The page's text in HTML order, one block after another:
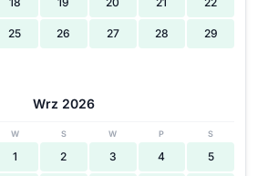
25 26 27 28 29
Wrz 2026
W S W P S
1 2 3 4 5